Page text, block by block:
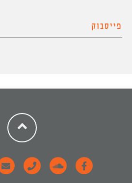
פייסבוק